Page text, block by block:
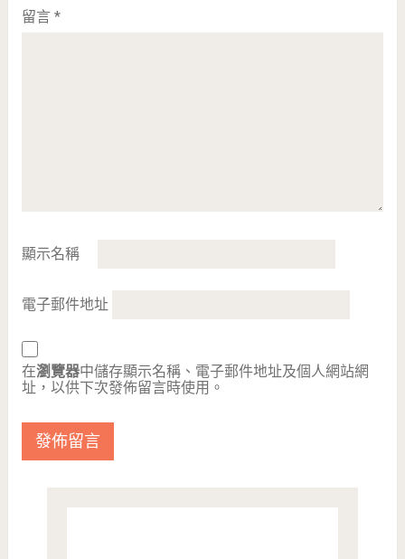
留言 *
顯示名稱
電子郵件地址
在瀏覽器中儲存顯示名稱、電子郵件地址及個人網站網
址，以供下次發佈留言時使用。